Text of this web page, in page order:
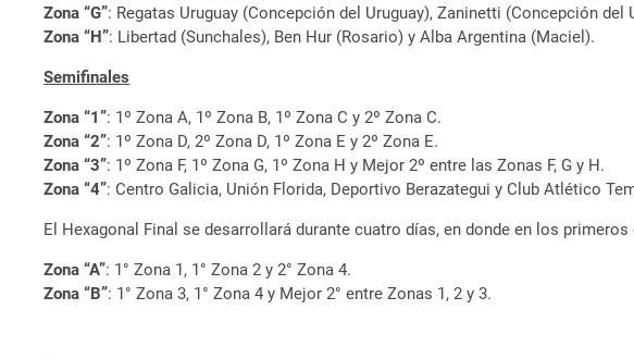
Zona “G”: Regatas Uruguay (Concepción del Uruguay), Zaninetti (Concepción del
Zona “H”: Libertad (Sunchales), Ben Hur (Rosario) y Alba Argentina (Maciel).
Semifinales
Zona “1”: 1º Zona A, 1º Zona B, 1º Zona C y 2º Zona C.
Zona “2”: 1º Zona D, 2º Zona D, 1º Zona E y 2º Zona E.
Zona “3”: 1º Zona F, 1º Zona G, 1º Zona H y Mejor 2º entre las Zonas F, G y H.
Zona “4”: Centro Galicia, Unión Florida, Deportivo Berazategui y Club Atlético
El Hexagonal Final se desarrollará durante cuatro días, en donde en los
Zona “A”: 1° Zona 1, 1° Zona 2 y 2° Zona 4.
Zona “B”: 1° Zona 3, 1° Zona 4 y Mejor 2° entre Zonas 1, 2 y 3.